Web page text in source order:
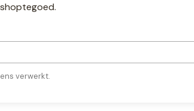
shoptegoed.
verwerkt.